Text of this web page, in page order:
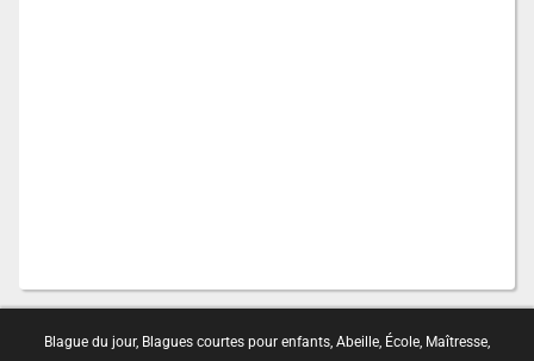
Blague du jour, Blagues courtes pour enfants, Abeille, École, Maîtresse,